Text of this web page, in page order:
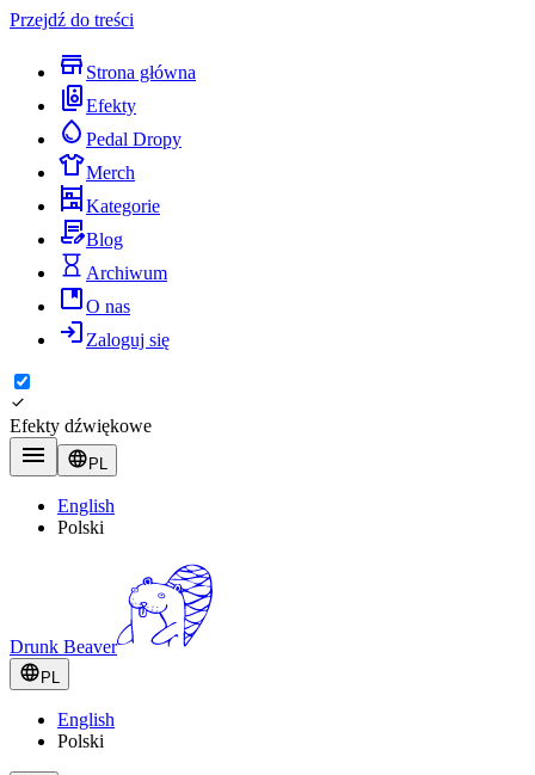
Przejdź do treści
Strona główna
Efekty
Pedal Dropy
Merch
Kategorie
Blog
Archiwum
O nas
Zaloguj się
Efekty dźwiękowe
PL
English
Polski
Drunk Beaver
PL
English
Polski